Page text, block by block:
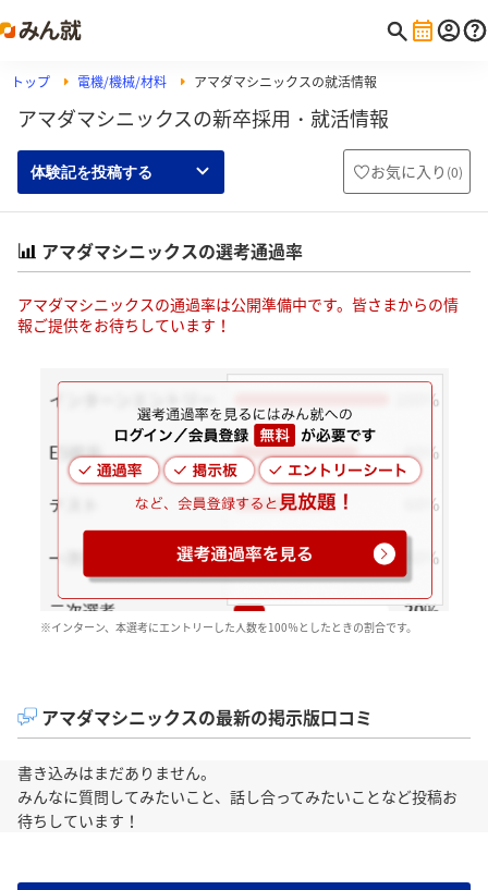
トップ 電機/機械/材料 アマダマシニックスの就活情報
アマダマシニックスの新卒採用・就活情報
体験記を投稿する お気に入り (0)
アマダマシニックスの選考通過率
アマダマシニックスの通過率は公開準備中です。皆さまからの情
報ご提供をお待ちしています！
※インターン、本選考にエントリーした人数を100％としたときの割合です。
アマダマシニックスの最新の掲示版口コミ
書き込みはまだありません。
みんなに質問してみたいこと、話し合ってみたいことなど投稿お
待ちしています！